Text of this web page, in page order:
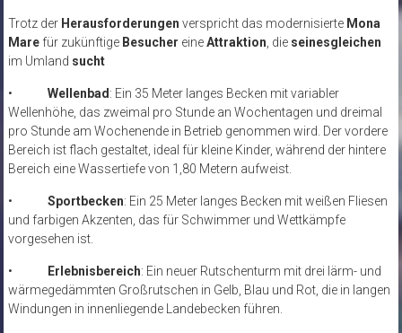
Trotz der Herausforderungen verspricht das modernisierte Mona
Marefür zukünftige Besucher eineAttraktion , die seinesgleichen
im Umland sucht
• Wellenbad : Ein 35 Meter langes Becken mit variabler
Wellenhöhe, das zweimal pro Stunde an Wochentagen und dreimal
pro Stunde am Wochenende in Betrieb genommen wird. Der vordere
Bereich ist flach gestaltet, ideal für kleine Kinder, während der hintere
Bereich eine Wassertiefe von 1,80 Metern aufweist.
• Sportbecken: Ein 25 Meter langes Becken mit weißen Fliesen
und farbigen Akzenten, das für Schwimmer und Wettkämpfe
vorgesehen ist.
• Erlebnisbereich: Ein neuer Rutschenturm mit drei lärm- und
wärmegedämmten Großrutschen in Gelb, Blau und Rot, die in langen
Windungen in innenliegende Landebecken führen.